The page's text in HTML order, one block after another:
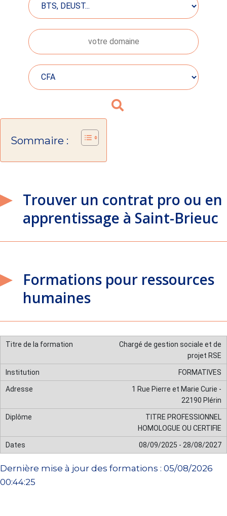
Sommaire :
Trouver un contrat pro ou en
apprentissage à Saint-Brieuc
Formations pour ressources
humaines
Chargé de gestion sociale et de
projet RSE
FORMATIVES
1 Rue Pierre et Marie Curie -
22190 Plérin
TITRE PROFESSIONNEL
HOMOLOGUE OU CERTIFIE
08/09/2025 - 28/08/2027
Dernière mise à jour des formations : 05/08/2026
00:44:25